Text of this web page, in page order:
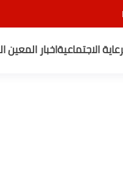
الاجتماعيةاخبار المعين